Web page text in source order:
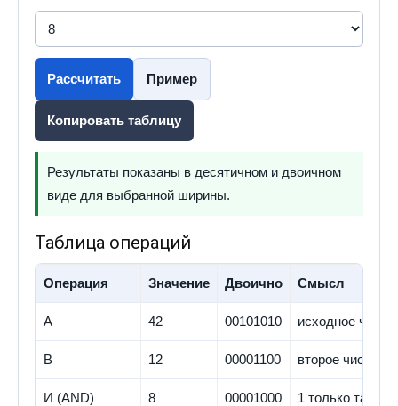
Рассчитать Пример
Копировать таблицу
Результаты показаны в десятичном и двоичном
виде для выбранной ширины.
Таблица операций
Операция Значение Двоично Смысл
A 42 00101010 исходное число
B 12 00001100 второе число
И (AND) 8 00001000
1 только там,